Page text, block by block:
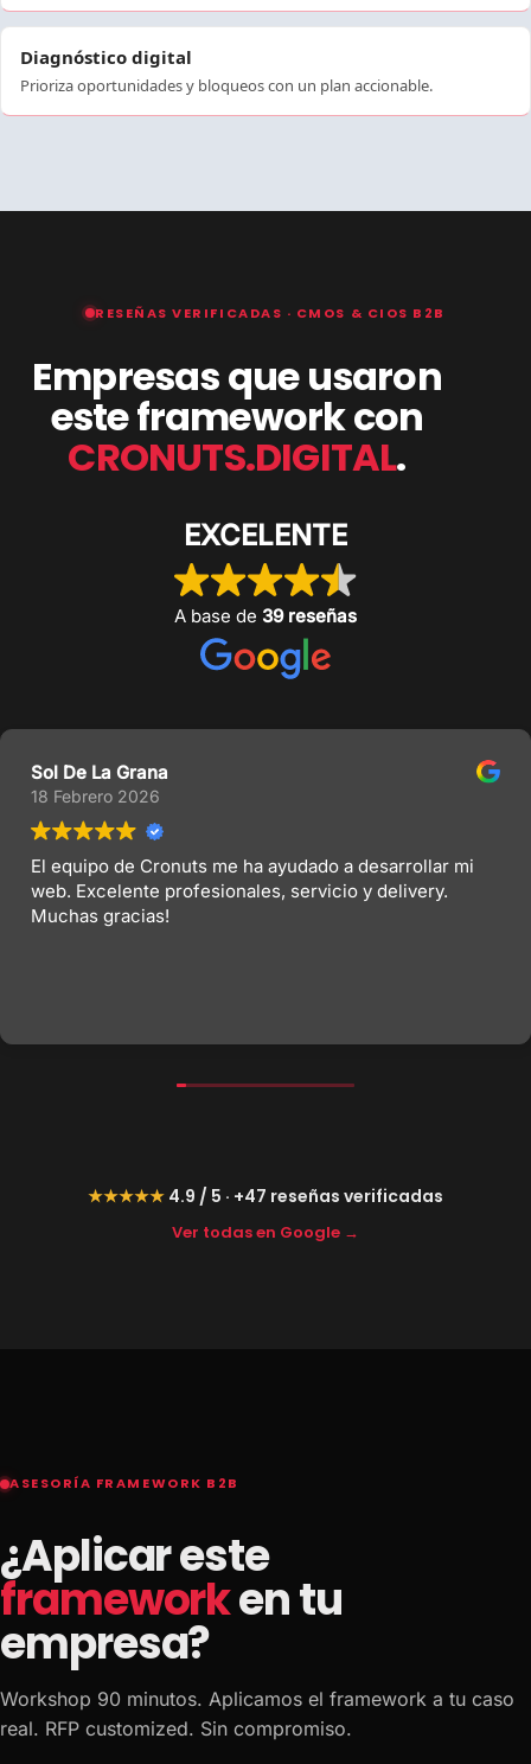
Diagnóstico digital
Prioriza oportunidades y bloqueos con un plan accionable.
RESEÑAS VERIFICADAS · CMOS & CIOS B2B
Empresas que usaron
este framework con
CRONUTS.DIGITAL.
EXCELENTE
A base de 39 reseñas
Sol De La Grana
18 Febrero 2026
El equipo de Cronuts me ha ayudado a desarrollar mi
web. Excelente profesionales, servicio y delivery.
Muchas gracias!
★★★★★ 4.9 / 5 · +47 reseñas verificadas
Ver todas en Google →
ASESORÍA FRAMEWORK B2B
¿Aplicar este
frameworken tu
empresa?
Workshop 90 minutos. Aplicamos el framework a tu caso
real. RFP customized. Sin compromiso.